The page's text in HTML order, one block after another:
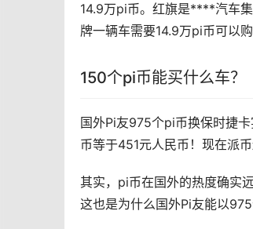
14.9万pi币。红旗是****汽车
牌一辆车需要14.9万pi币可以
150个pi币能买什么车？
国外Pi友975个pi币换保时捷
币等于451元人民币！现在派币
其实，pi币在国外的热度确实
这也是为什么国外Pi友能以